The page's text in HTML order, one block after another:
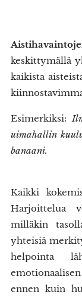
keskittymällä
kaikista
Esimerkiksi:
uimahallin
banaani.
Kaikki
Harjoittelua
milläkin
yhteisiä
helpointa
ennen kuin